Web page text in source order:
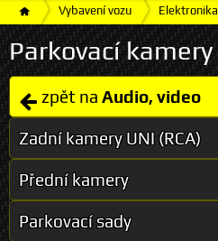
Vybavení vozu Elektronika
Parkovací kamery
zpět na Audio, video
Zadní kamery UNI (RCA)
Přední kamery
Parkovací sady